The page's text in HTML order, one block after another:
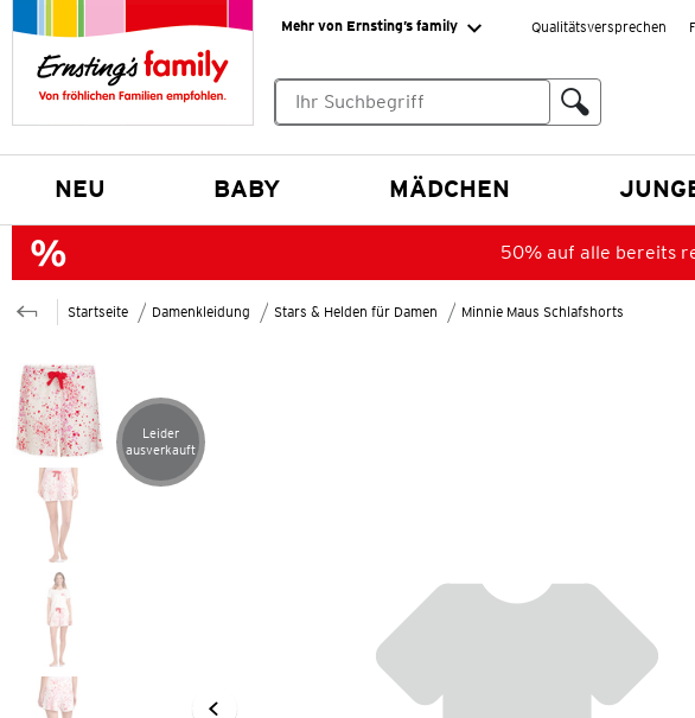
Mehr von Ernsting’s family Qualitätsversprechen
NEU BABY MÄDCHEN
50% auf alle bereits
Startseite Damenkleidung Stars & Helden für Damen Minnie Maus Schlafshorts
Artikel leider ausverkauft
Leider
ausverkauft